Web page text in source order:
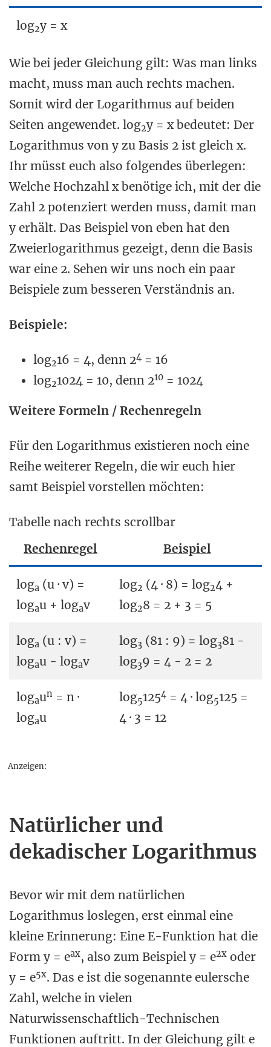
log2y = x
Wie bei jeder Gleichung gilt: Was man links
macht, muss man auch rechts machen.
Somit wird der Logarithmus auf beiden
Seiten angewendet. log2y = x bedeutet: Der
Logarithmus von y zu Basis 2 ist gleich x.
Ihr müsst euch also folgendes überlegen:
Welche Hochzahl x benötige ich, mit der die
Zahl 2 potenziert werden muss, damit man
y erhält. Das Beispiel von eben hat den
Zweierlogarithmus gezeigt, denn die Basis
war eine 2. Sehen wir uns noch ein paar
Beispiele zum besseren Verständnis an.
Beispiele:
log216 = 4, denn 24 = 16
log21024 = 10, denn 210 = 1024
Weitere Formeln / Rechenregeln
Für den Logarithmus existieren noch eine
Reihe weiterer Regeln, die wir euch hier
samt Beispiel vorstellen möchten:
Tabelle nach rechts scrollbar
Rechenregel
Beispiel
loga (u · v) =
logau + logav
log2 (4 · 8) = log24 +
log28 = 2 + 3 = 5
loga (u : v) =
logau - logav
log3 (81 : 9) = log381 -
log39 = 4 - 2 = 2
logaun = n ·
logau
log51254 = 4 · log5125 =
4 · 3 = 12
Anzeigen:
Natürlicher und
dekadischer Logarithmus
Bevor wir mit dem natürlichen
Logarithmus loslegen, erst einmal eine
kleine Erinnerung: Eine E-Funktion hat die
Form y = eax, also zum Beispiel y = e2x oder
y = e5x. Das e ist die sogenannte eulersche
Zahl, welche in vielen
Naturwissenschaftlich-Technischen
Funktionen auftritt. In der Gleichung gilt e